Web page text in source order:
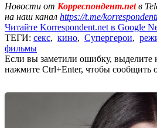
Новости от Корреспондент.netв
на наш канал https://t.me/
Читайте Korrespondent.net в Google
ТЕГИ: секс, кино, Супергерои,
фильмы
Если вы заметили ошибку, выделите
нажмите Ctrl+Enter, чтобы сообщить